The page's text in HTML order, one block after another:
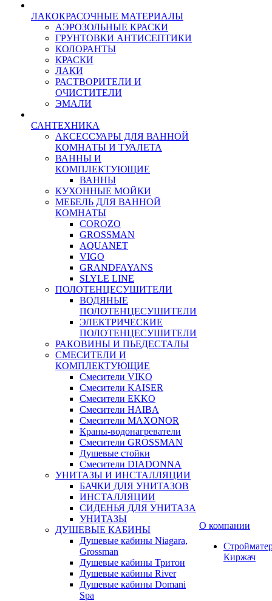
ЛАКОКРАСОЧНЫЕ МАТЕРИАЛЫ
АЭРОЗОЛЬНЫЕ КРАСКИ
ГРУНТОВКИ АНТИСЕПТИКИ
КОЛОРАНТЫ
КРАСКИ
ЛАКИ
РАСТВОРИТЕЛИ И
ОЧИСТИТЕЛИ
ЭМАЛИ
САНТЕХНИКА
АКСЕССУАРЫ ДЛЯ ВАННОЙ
КОМНАТЫ И ТУАЛЕТА
ВАННЫ И
КОМПЛЕКТУЮЩИЕ
ВАННЫ
КУХОННЫЕ МОЙКИ
МЕБЕЛЬ ДЛЯ ВАННОЙ
КОМНАТЫ
COROZO
GROSSMAN
AQUANET
VIGO
GRANDFAYANS
SLYLE LINE
ПОЛОТЕНЦЕСУШИТЕЛИ
ВОДЯНЫЕ
ПОЛОТЕНЦЕСУШИТЕЛИ
ЭЛЕКТРИЧЕСКИЕ
ПОЛОТЕНЦЕСУШИТЕЛИ
РАКОВИНЫ И ПЬЕДЕСТАЛЫ
СМЕСИТЕЛИ И
КОМПЛЕКТУЮЩИЕ
Смесители VIKO
Смесители KAISER
Смесители EKKO
Смесители HAIBA
Смесители MAXONOR
Краны-водонагреватели
Смесители GROSSMAN
Душевые стойки
Смесители DIADONNA
УНИТАЗЫ И ИНСТАЛЛЯЦИИ
БАЧКИ ДЛЯ УНИТАЗОВ
ИНСТАЛЛЯЦИИ
СИДЕНЬЯ ДЛЯ УНИТАЗА
УНИТАЗЫ
ДУШЕВЫЕ КАБИНЫ
Душевые кабины Niagara,
Grossman
Душевые кабины Тритон
Душевые кабины River
Душевые кабины Domani
Spa
О компании
Киржач